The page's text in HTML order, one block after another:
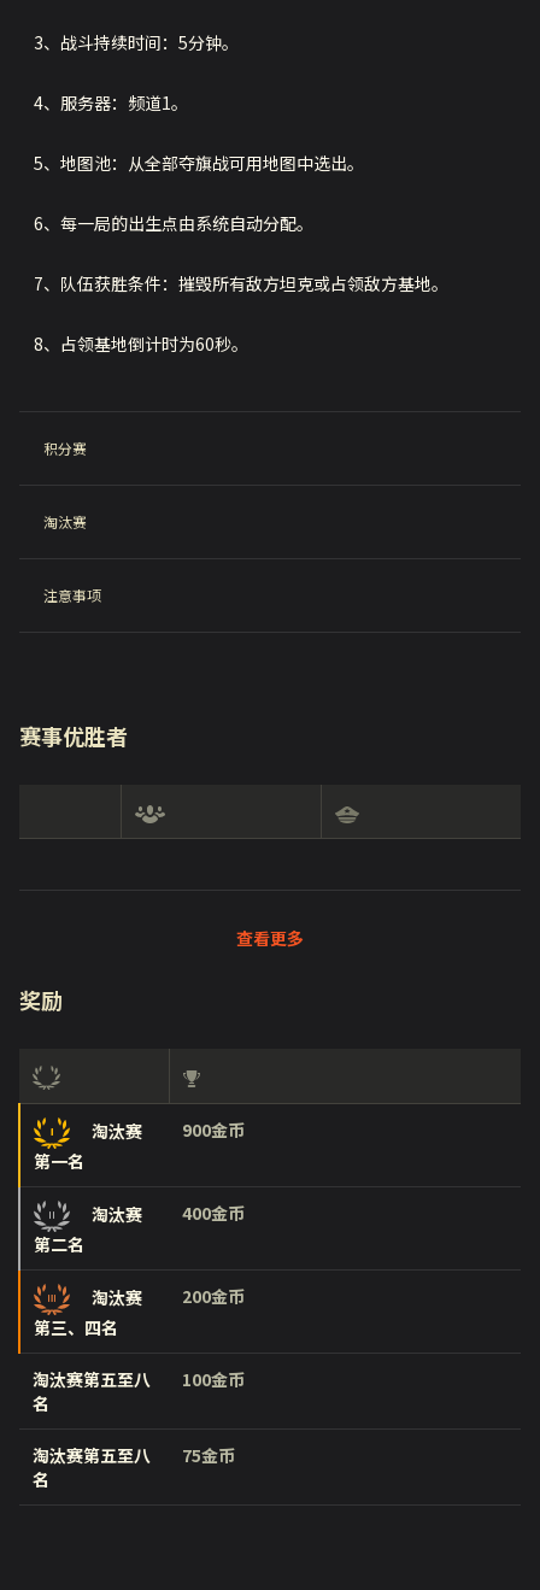
3、战斗持续时间：5分钟。
4、服务器：频道1。
5、地图池：从全部夺旗战可用地图中选出。
6、每一局的出生点由系统自动分配。
7、队伍获胜条件：摧毁所有敌方坦克或占领敌方基地。
8、占领基地倒计时为60秒。
积分赛
淘汰赛
注意事项
赛事优胜者
查看更多
奖励
淘汰赛
第一名
900金币
淘汰赛
第二名
400金币
淘汰赛
第三、四名
200金币
淘汰赛第五至八
名
100金币
淘汰赛第五至八
名
75金币